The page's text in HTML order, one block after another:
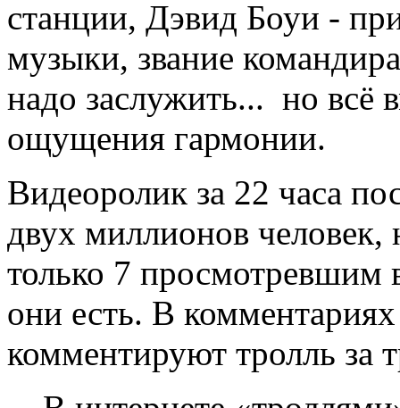
станции, Дэвид Боуи -
музыки, звание
надо заслужить... но всё
ощущения гармонии.
Видеоролик за 22 часа
двух миллионов
только 7 просмотревшим
они есть. В
комментируют тролль за